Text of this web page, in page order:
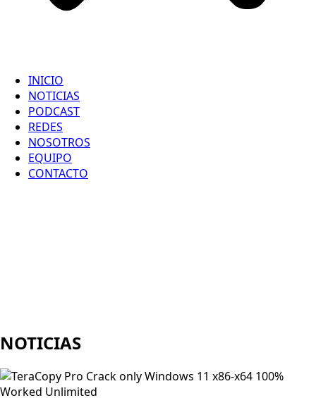
INICIO
NOTICIAS
PODCAST
REDES
NOSOTROS
EQUIPO
CONTACTO
NOTICIAS